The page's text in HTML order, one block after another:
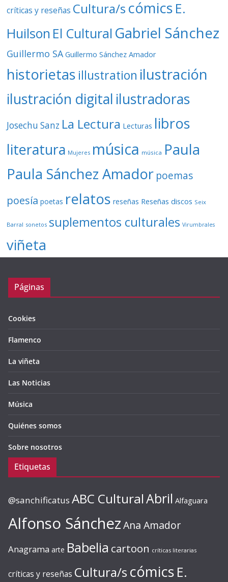
críticas y reseñas Cultura/s cómics E.
Huilson El Cultural Gabriel Sánchez
Guillermo SA Guillermo Sánchez Amador
historietas illustration ilustración
ilustración digital ilustradoras
Josechu Sanz La Lectura Lecturas libros
literatura Mujeres música música Paula
Paula Sánchez Amador poemas
poesía poetas relatos reseñas Reseñas discos Seix
Barral sonetos suplementos culturales Virumbrales
viñeta
Páginas
Cookies
Flamenco
La viñeta
Las Noticias
Música
Quiénes somos
Sobre nosotros
Etiquetas
@sanchificatus ABC CulturalAbril Alfaguara
Alfonso SánchezAna Amador
Anagrama arte Babelia cartoon críticas literarias
críticas y reseñas Cultura/s cómics E.